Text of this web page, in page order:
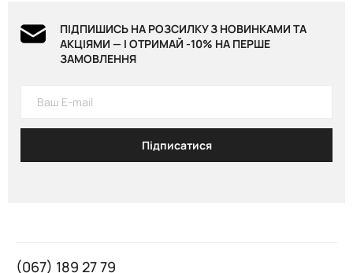
ПІДПИШИСЬ НА РОЗСИЛКУ З НОВИНКАМИ ТА
АКЦІЯМИ — І ОТРИМАЙ -10% НА ПЕРШЕ
ЗАМОВЛЕННЯ
Підписатися
(067) 189 27 79